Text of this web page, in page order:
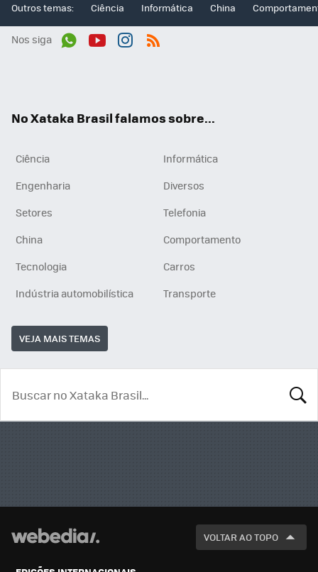
Outros temas: Ciência Informática China
Nos siga
No Xataka Brasil falamos sobre...
Ciência
Informática
Engenharia
Diversos
Setores
Telefonia
China
Comportamento
Tecnologia
Carros
Indústria automobilística
Transporte
VEJA MAIS TEMAS
VOLTAR AO TOPO